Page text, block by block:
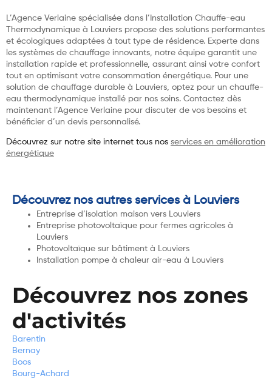
L’Agence Verlaine spécialisée dans l’Installation Chauffe-eau
Thermodynamique à Louviers propose des solutions performantes
et écologiques adaptées à tout type de résidence. Experte dans
les systèmes de chauffage innovants, notre équipe garantit une
installation rapide et professionnelle, assurant ainsi votre confort
tout en optimisant votre consommation énergétique. Pour une
solution de chauffage durable à Louviers, optez pour un chauffe-
eau thermodynamique installé par nos soins. Contactez dès
maintenant l’Agence Verlaine pour discuter de vos besoins et
bénéficier d’un devis personnalisé.
Découvrez sur notre site internet tous nos services en amélioration
énergétique
Découvrez nos autres services à Louviers
Entreprise d’isolation maison vers Louviers
Entreprise photovoltaïque pour fermes agricoles à
Louviers
Photovoltaïque sur bâtiment à Louviers
Installation pompe à chaleur air-eau à Louviers
Découvrez nos zones
d'activités
Barentin
Bernay
Boos
Bourg-Achard